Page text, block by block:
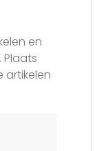
en
artikelen